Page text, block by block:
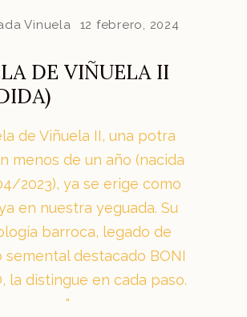
Vinuela
12 febrero, 2024
DE VIÑUELA II
de Viñuela II, una potra
menos de un año (nacida
2023), ya se erige como
en nuestra yeguada. Su
barroca, legado de
semental destacado BONI
la distingue en cada paso.